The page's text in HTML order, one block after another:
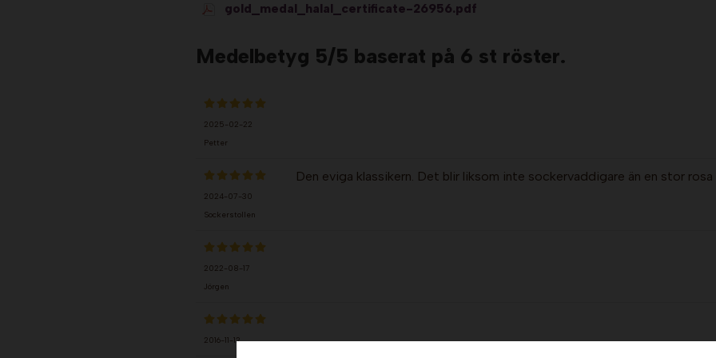
gold_medal_halal_certificate-26956.pdf
Medelbetyg 5/5 baserat på 6 st röster.
2025-02-22
Petter
2024-07-30
Sockerstollen
Den eviga klassikern. Det blir liksom inte sockervaddigare än en stor rosa
2022-08-17
Jörgen
2016-11-12